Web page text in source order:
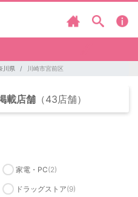
川県 川崎市宮前区
載店舗 （43店舗）
家電・PC(2)
ドラッグストア(9)